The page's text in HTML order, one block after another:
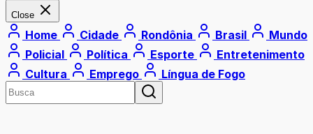
Close
Home Cidade Rondônia Brasil
Mundo
Policial
Política Esporte
Entretenimento
Cultura
Emprego Língua de Fogo